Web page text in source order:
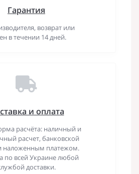
Гарантия
возврат или
в течении 14 дней.
и оплата
расчёта: наличный и
расчет, банковской
наложенным платежом.
по всей Украине любой
доставки.